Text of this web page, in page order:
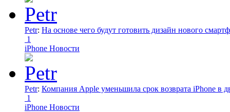
Petr: На основе чего будут готовить дизайн нового
1
iPhone Новости
Petr: Компания Apple уменьшила срок возврата iPhone в
1
iPhone Новости